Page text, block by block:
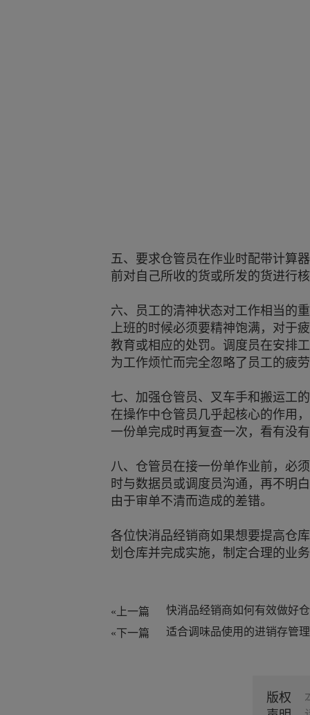
五、要求仓管员在作业时配带计算
前对自己所收的货或所发的货进行
六、员工的清神状态对工作相当的
上班的时候必须要精神饱满，对于
教育或相应的处罚。调度员在安排
为工作烦忙而完全忽略了员工的疲
七、加强仓管员、叉车手和搬运工
在操作中仓管员几乎起核心的作用
一份单完成时再复查一次，看有没
八、仓管员在接一份单作业前，必
时与数据员或调度员沟通，再不明
由于审单不清而造成的差错。
各位快消品经销商如果想要提高仓
划仓库并完成实施，制定合理的业
«上一篇
«下一篇
版权